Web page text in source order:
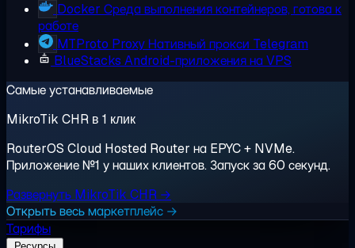
Docker Среда выполнения контейнеров, готова к
работе
MTProto ProxyНативный прокси Telegram
BlueStacks Android-приложения на VPS
Самые устанавливаемые
MikroTik CHR в 1 клик
RouterOS Cloud Hosted Router на EPYC + NVMe.
Приложение №1 у наших клиентов. Запуск за 60 секунд.
Развернуть MikroTik CHR →
Открыть весь маркетплейс →
Тарифы